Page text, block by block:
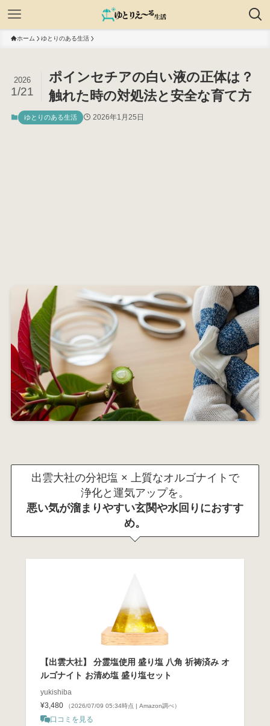
ホーム ゆとりのある生活
ポインセチアの白い液の正体は？
触れた時の対処法と安全な育て方
2026
1/21
ゆとりのある生活 2026年1月25日
出雲大社の分祀塩 × 上質なオルゴナイトで
浄化と運気アップを。
悪い気が溜まりやすい玄関や水回りにおすす
め。
【出雲大社】 分霊塩使用 盛り塩 八角 祈祷済み オ
ルゴナイト お清め塩 盛り塩セット
yukishiba
¥3,480
（2026/07/09 05:34時点 | Amazon調べ）
口コミを見る